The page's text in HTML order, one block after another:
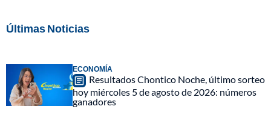
Últimas Noticias
ECONOMÍA
Resultados Chontico Noche, último sorteo
hoy miércoles 5 de agosto de 2026: números
ganadores